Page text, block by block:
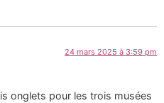
24 mars 2025 à 3:59 pm
onglets pour les trois musées